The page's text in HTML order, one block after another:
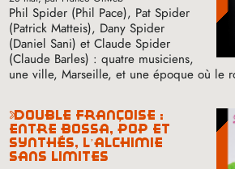
Phil Spider (Phil Pace), Pat Spider
(Patrick Matteis), Dany Spider
(Daniel Sani) et Claude Spider
(Claude Barles) : quatre musiciens,
une ville, Marseille, et une époque où le
double françoise :
entre bossa, pop et
synthés, l’alchimie
sans limites